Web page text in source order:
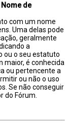
de
com um nome
Uma delas pode
geralmente
a
ou o seu estatuto
maior, é conhecida
ou pertencente a
ou não o uso
Se não conseguir
do Fórum.